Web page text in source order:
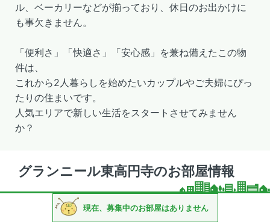
ル、ベーカリーなどが揃っており、休日のお出かけに
も事欠きません。
「便利さ」「快適さ」「安心感」を兼ね備えたこの物
件は、
これから2人暮らしを始めたいカップルやご夫婦にぴっ
たりの住まいです。
人気エリアで新しい生活をスタートさせてみません
か？
グランニール東高円寺のお部屋情報
現在、募集中のお部屋はありません